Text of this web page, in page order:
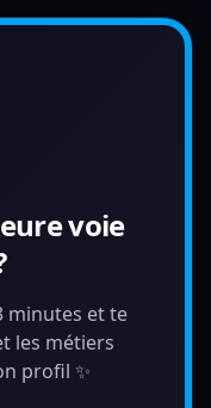
voie
minutes et te
les métiers
profil ✨